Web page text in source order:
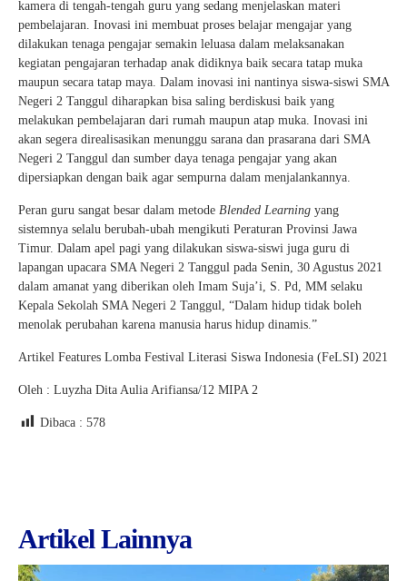
kamera di tengah-tengah guru yang sedang menjelaskan materi
pembelajaran. Inovasi ini membuat proses belajar mengajar yang
dilakukan tenaga pengajar semakin leluasa dalam melaksanakan
kegiatan pengajaran terhadap anak didiknya baik secara tatap muka
maupun secara tatap maya. Dalam inovasi ini nantinya siswa-siswi SMA
Negeri 2 Tanggul diharapkan bisa saling berdiskusi baik yang
melakukan pembelajaran dari rumah maupun atap muka. Inovasi ini
akan segera direalisasikan menunggu sarana dan prasarana dari SMA
Negeri 2 Tanggul dan sumber daya tenaga pengajar yang akan
dipersiapkan dengan baik agar sempurna dalam menjalankannya.
Peran guru sangat besar dalam metode Blended Learning yang
sistemnya selalu berubah-ubah mengikuti Peraturan Provinsi Jawa
Timur. Dalam apel pagi yang dilakukan siswa-siswi juga guru di
lapangan upacara SMA Negeri 2 Tanggul pada Senin, 30 Agustus 2021
dalam amanat yang diberikan oleh Imam Suja’i, S. Pd, MM selaku
Kepala Sekolah SMA Negeri 2 Tanggul, “Dalam hidup tidak boleh
menolak perubahan karena manusia harus hidup dinamis.”
Artikel Features Lomba Festival Literasi Siswa Indonesia (FeLSI) 2021
Oleh : Luyzha Dita Aulia Arifiansa/12 MIPA 2
Dibaca : 578
Artikel Lainnya